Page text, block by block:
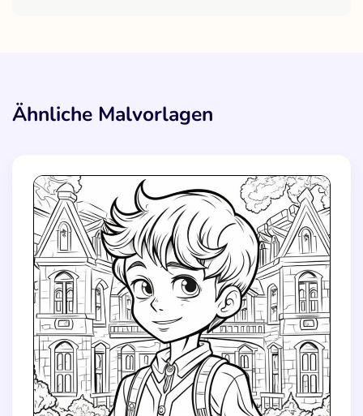
Ähnliche Malvorlagen